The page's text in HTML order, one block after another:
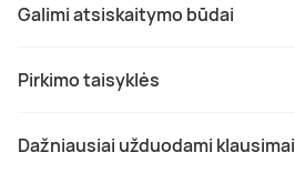
Galimi atsiskaitymo būdai
Pirkimo taisyklės
Dažniausiai užduodami klausimai